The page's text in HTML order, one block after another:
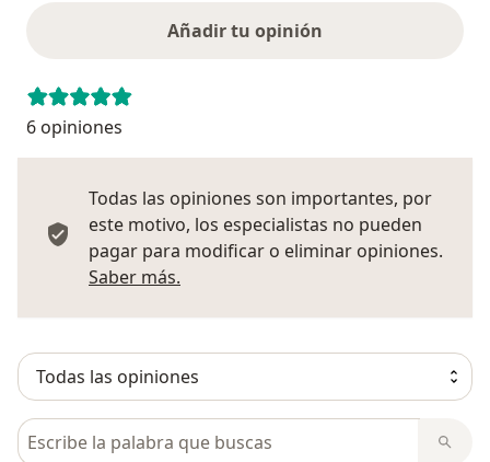
Añadir tu opinión
6 opiniones
Todas las opiniones son importantes, por
este motivo, los especialistas no pueden
pagar para modificar o eliminar opiniones.
Saber más.
Busca en opiniones